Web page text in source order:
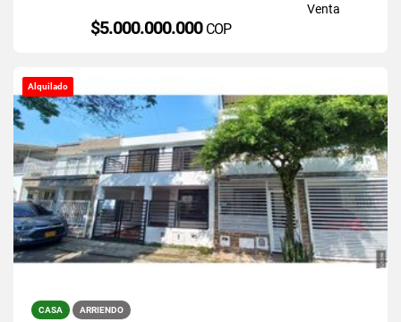
Venta
$5.000.000.000 COP
Alquilado
CASA ARRIENDO